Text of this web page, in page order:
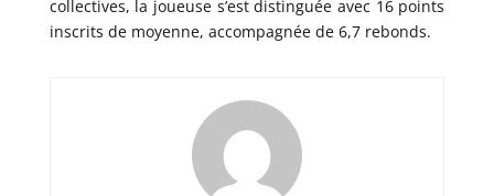
collectives, la joueuse s’est distinguée avec 16 points
inscrits de moyenne, accompagnée de 6,7 rebonds.